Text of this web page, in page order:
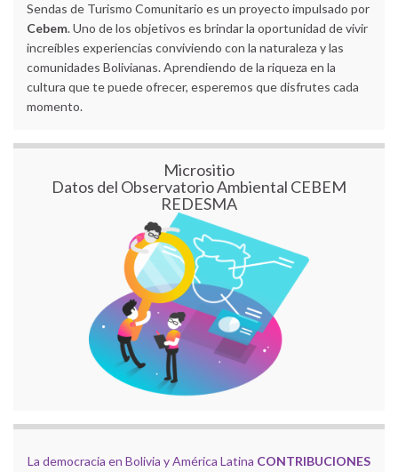
Sendas de Turismo Comunitario es un proyecto impulsado por
Cebem. Uno de los objetivos es brindar la oportunidad de vivir
increíbles experiencias conviviendo con la naturaleza y las
comunidades Bolivianas. Aprendiendo de la riqueza en la
cultura que te puede ofrecer, esperemos que disfrutes cada
momento.
Micrositio
Datos del Observatorio Ambiental CEBEM
REDESMA
La democracia en Bolivia y América Latina CONTRIBUCIONES